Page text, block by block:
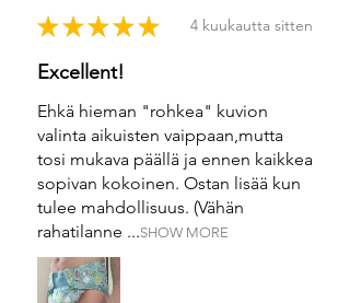
★ ★ ★ ★ ★ 4 kuukautta sitten
Excellent!
Ehkä hieman "rohkea" kuvion
valinta aikuisten vaippaan,mutta
tosi mukava päällä ja ennen kaikkea
sopivan kokoinen. Ostan lisää kun
tulee mahdollisuus. (Vähän
rahatilanne ...SHOW MORE